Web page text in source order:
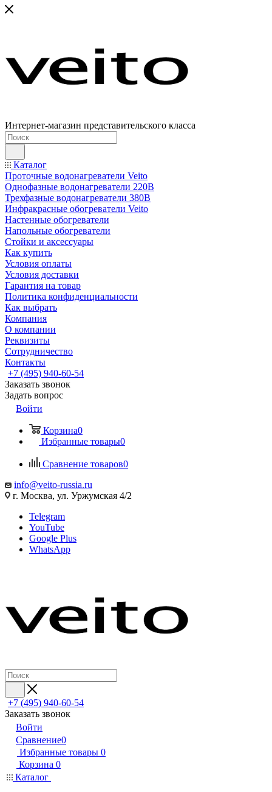
Интернет-магазин представительского класса
Каталог
Проточные водонагреватели Veito
Однофазные водонагреватели 220В
Трехфазные водонагреватели 380В
Инфракрасные обогреватели Veito
Настенные обогреватели
Напольные обогреватели
Стойки и аксессуары
Как купить
Условия оплаты
Условия доставки
Гарантия на товар
Политика конфиденциальности
Как выбрать
Компания
О компании
Реквизиты
Сотрудничество
Контакты
+7 (495) 940-60-54
Заказать звонок
Задать вопрос
Войти
Корзина0
Избранные товары0
Сравнение товаров0
info@veito-russia.ru
г. Москва, ул. Уржумская 4/2
Telegram
YouTube
Google Plus
WhatsApp
+7 (495) 940-60-54
Заказать звонок
Войти
Сравнение0
Избранные товары 0
Корзина 0
Каталог